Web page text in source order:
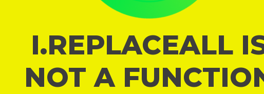
I.REPLACEALL
NOT A